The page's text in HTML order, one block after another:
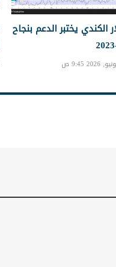
الكندي يختبر الدعم بنجاح